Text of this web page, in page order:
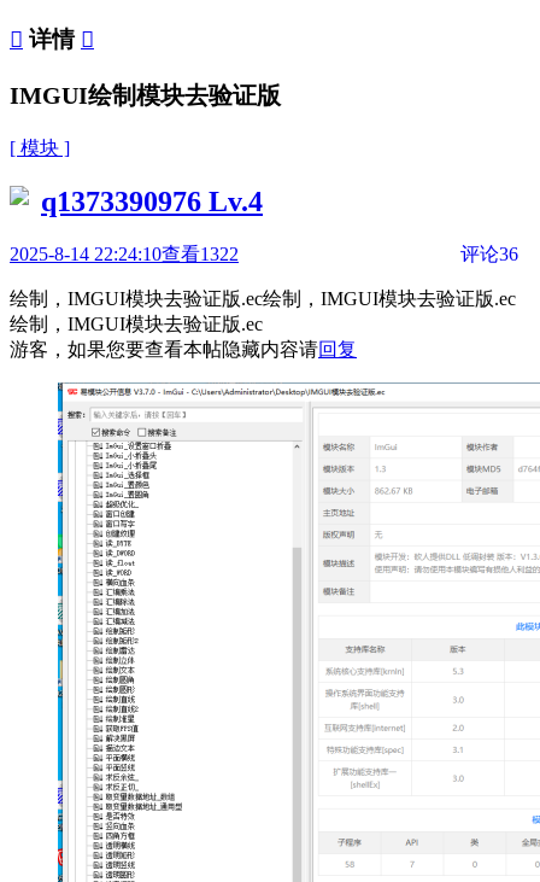
 详情 
IMGUI绘制模块去验证版
[ 模块 ]
q1373390976 Lv.4
2025-8-14 22:24:10查看1322 评论36
绘制，IMGUI模块去验证版.ec绘制，IMGUI模块去验证版.ec
绘制，IMGUI模块去验证版.ec
游客，如果您要查看本帖隐藏内容请回复